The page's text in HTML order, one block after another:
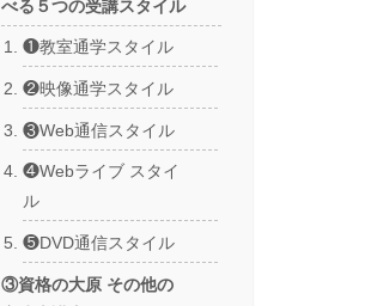
べる５つの受講スタイル
❶教室通学スタイル
❷映像通学スタイル
❸Web通信スタイル
❹Webライブ スタイ
ル
❺DVD通信スタイル
③資格の大原 その他の